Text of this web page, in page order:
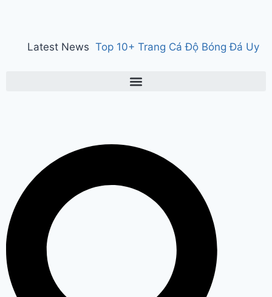
Latest News Top 10+ Trang Cá Độ Bóng Đá Uy
कार्यक्रम, CM सैनी ने कहा- ‘वंदे मातरम्’
राष्ट्र की आत्मा, पहचान और गौरव
land scam case में पूर्व CM भूपेंद्र हुड्डा
को हाईकोर्ट का झटका, अब CBI की स्पेशल
Relief to farmers :
Haryana के किसानों को ‘नायाब’ राहत, CM
सैनी ने 6 महीने के लिए बिजली बिल किया माफ